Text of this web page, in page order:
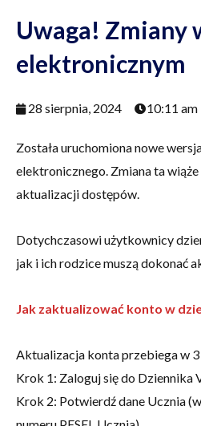
Uwaga! Zmiany
elektronicznym
28 sierpnia, 2024 10:11 am
Została uruchomiona nowe
elektronicznego. Zmiana ta
aktualizacji dostępów.
Dotychczasowi użytkownicy
jak i ich rodzice muszą dokonać
Jak zaktualizować konto w
Aktualizacja konta przebiega w
Krok 1: Zaloguj się do Dziennika
Krok 2: Potwierdź dane Ucznia